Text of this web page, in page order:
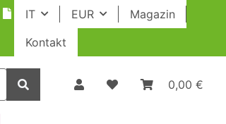
IT EUR
Magazin
Kontakt
0,00 €